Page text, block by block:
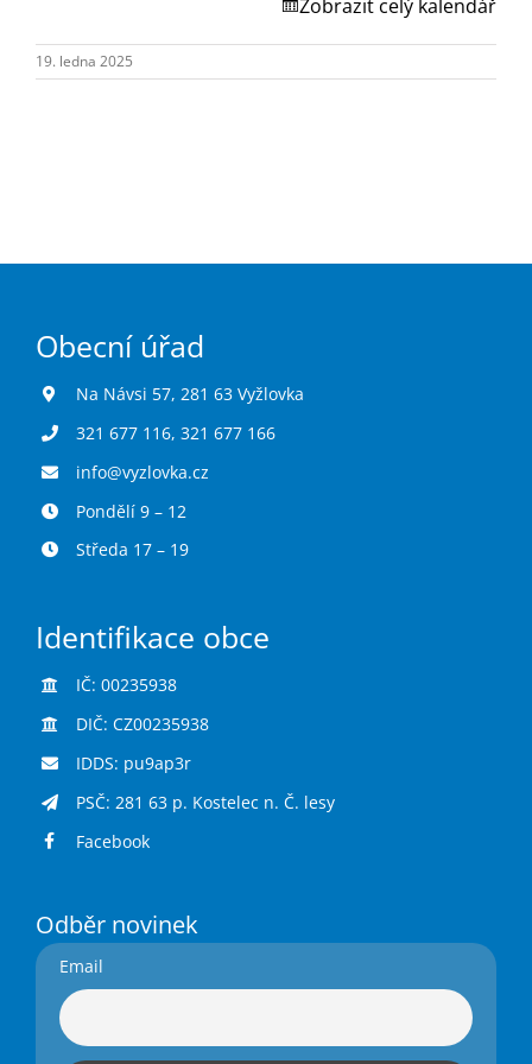
Turistika
Koupaliště
Zobrazit celý kalendář
19. ledna 2025
Obecní úřad
Na Návsi 57, 281 63 Vyžlovka
321 677 116, 321 677 166
info@vyzlovka.cz
Pondělí 9 – 12
Středa 17 – 19
Identifikace obce
IČ: 00235938
DIČ: CZ00235938
IDDS: pu9ap3r
PSČ: 281 63 p. Kostelec n. Č. lesy
Facebook
Odběr novinek
Email